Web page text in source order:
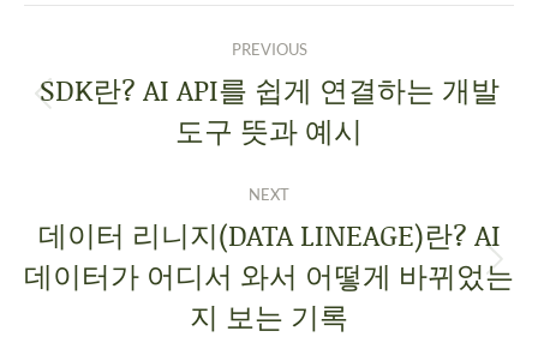
PREVIOUS
SDK란? AI API를 쉽게 연결하는 개발
도구 뜻과 예시
NEXT
데이터 리니지(DATA LINEAGE)란? AI
데이터가 어디서 와서 어떻게 바뀌었는
지 보는 기록